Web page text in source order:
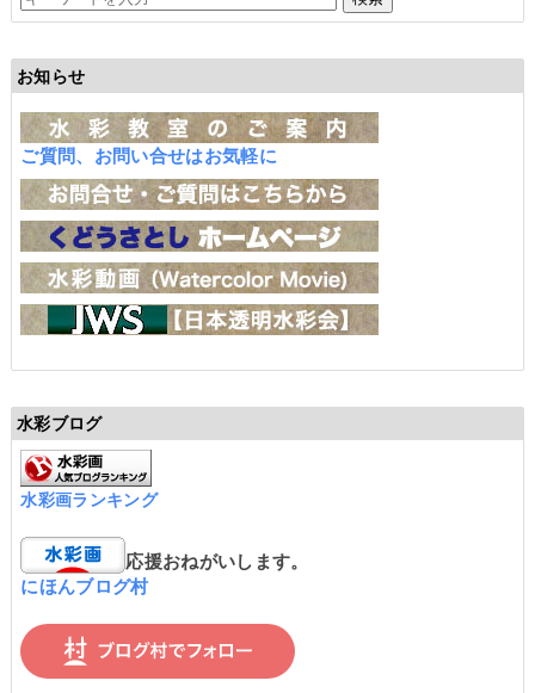
お知らせ
ご質問、お問い合せはお気軽に
水彩ブログ
水彩画ランキング
応援おねがいします。
にほんブログ村